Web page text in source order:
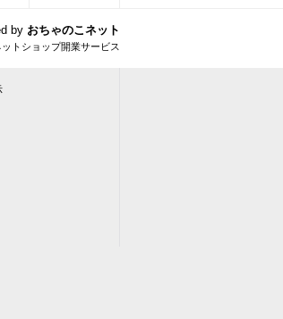
by おちゃのこネット
トショップ開業サービス